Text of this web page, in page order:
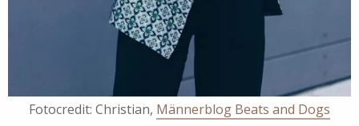
Fotocredit: Christian, Männerblog Beats and Dogs